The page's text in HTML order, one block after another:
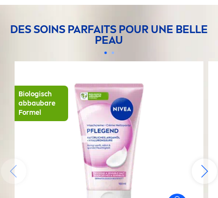
DES SOINS PARFAITS POUR UNE BELLE
PEAU
Biologisch
abbaubare
Formel